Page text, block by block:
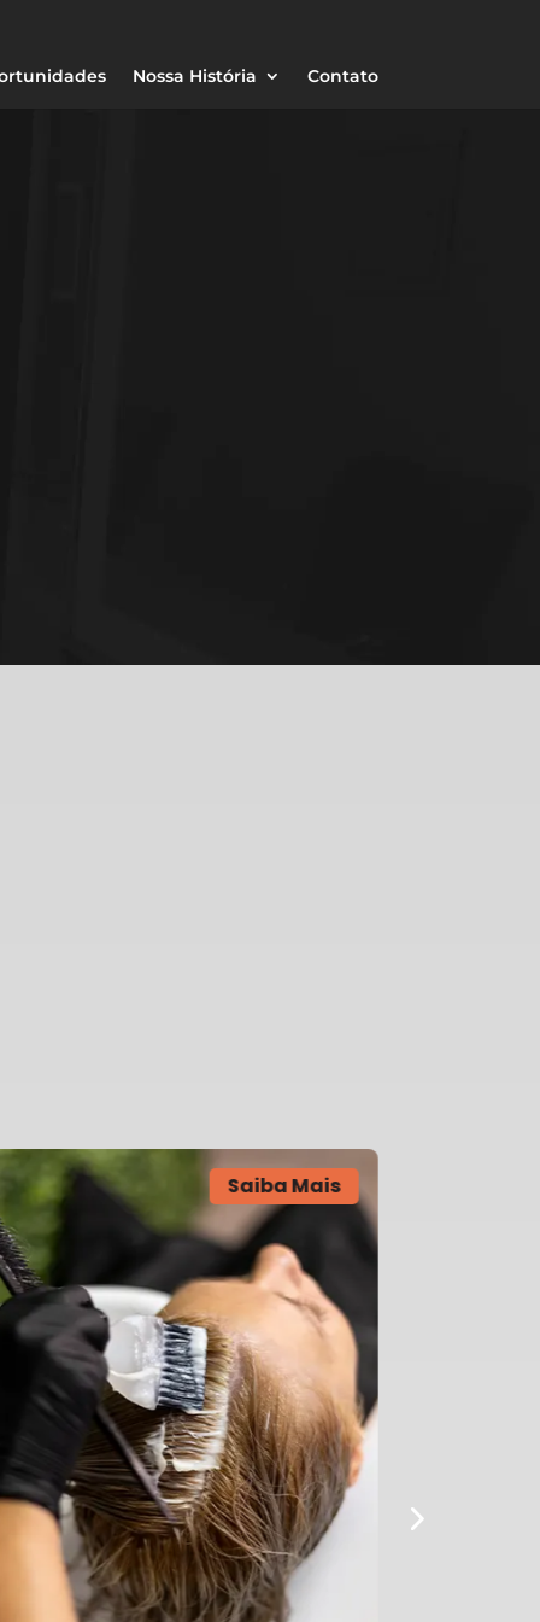
Nossa História Contato
Saiba Mais